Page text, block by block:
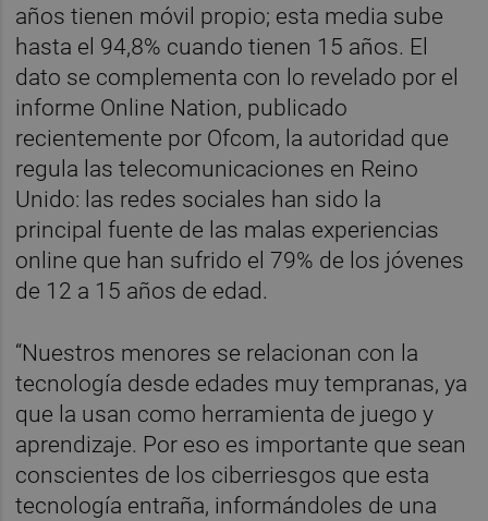
años tienen móvil propio; esta media sube
hasta el 94,8% cuando tienen 15 años. El
dato se complementa con lo revelado por el
informe Online Nation, publicado
recientemente por Ofcom, la autoridad que
regula las telecomunicaciones en Reino
Unido: las redes sociales han sido la
principal fuente de las malas experiencias
online que han sufrido el 79% de los jóvenes
de 12 a 15 años de edad.
“Nuestros menores se relacionan con la
tecnología desde edades muy tempranas, ya
que la usan como herramienta de juego y
aprendizaje. Por eso es importante que sean
conscientes de los ciberriesgos que esta
tecnología entraña, informándoles de una